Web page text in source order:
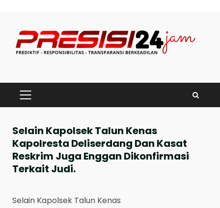
content
PRIMARY
MENU
Selain Kapolsek Talun Kenas
Kapolresta Deliserdang Dan Kasat
Reskrim Juga Enggan Dikonfirmasi
Terkait Judi.
Selain Kapolsek Talun Kenas